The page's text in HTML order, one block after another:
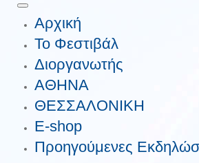
Αρχική
Το Φεστιβάλ
Διοργανωτής
ΑΘΗΝΑ
ΘΕΣΣΑΛΟΝΙΚΗ
E-shop
Προηγούμενες